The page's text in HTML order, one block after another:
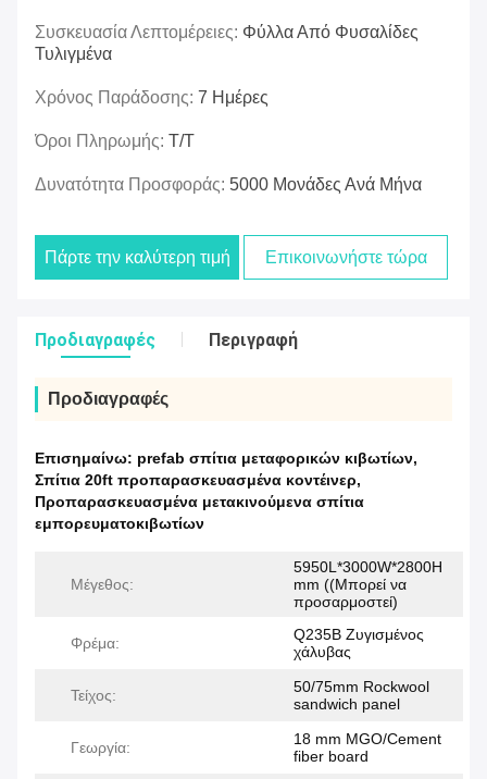
Συσκευασία Λεπτομέρειες: Φύλλα Από Φυσαλίδες
Τυλιγμένα
Χρόνος Παράδοσης: 7 Ημέρες
Όροι Πληρωμής: Τ/Τ
Δυνατότητα Προσφοράς: 5000 Μονάδες Ανά Μήνα
Πάρτε την καλύτερη τιμή Επικοινωνήστε τώρα
Προδιαγραφές Περιγραφή
Προδιαγραφές
Επισημαίνω: prefab σπίτια μεταφορικών κιβωτίων,
Σπίτια 20ft προπαρασκευασμένα κοντέινερ,
Προπαρασκευασμένα μετακινούμενα σπίτια
εμπορευματοκιβωτίων
Μέγεθος:
5950L*3000W*2800H
mm ((Μπορεί να
προσαρμοστεί)
Φρέμα:
Q235B Ζυγισμένος
χάλυβας
Τείχος:
50/75mm Rockwool
sandwich panel
Γεωργία:
18 mm MGO/Cement
fiber board